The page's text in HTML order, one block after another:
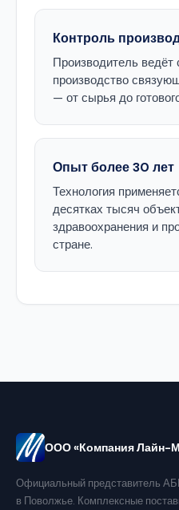
Контроль
Производитель ведёт
производство
— от сырья до
Опыт более 30 лет
Технология
десятках тысяч
здравоохранения и
стране.
ООО «Компания Лайн-
Официальный представитель
в Поволжье. Комплексные